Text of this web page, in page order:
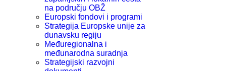
na području OBŽ
Europski fondovi i programi
Strategija Europske unije za
dunavsku regiju
Međuregionalna i
međunarodna suradnja
Strategijski razvojni